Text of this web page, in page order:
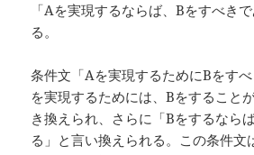
「Aを実現するならば、Bをすべき
る。
条件文「Aを実現するためにBをす
を実現するためには、Bをすること
き換えられ、さらに「Bをするなら
る」と言い換えられる。この条件文